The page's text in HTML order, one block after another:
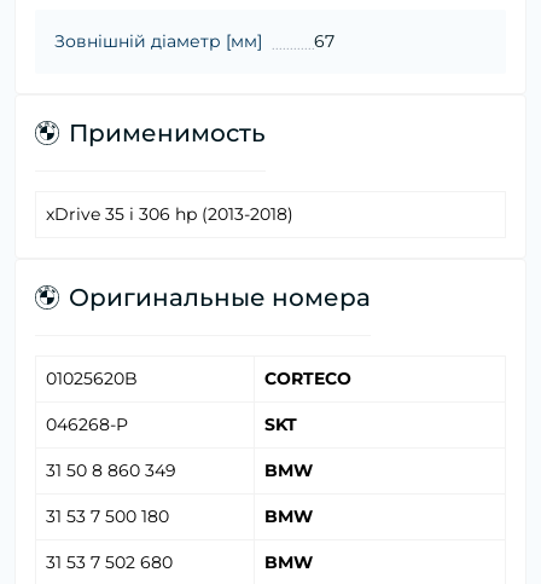
Зовнішній діаметр [мм] 67
Применимость
xDrive 35 i 306 hp (2013-2018)
Оригинальные номера
01025620B CORTECO
046268-P SKT
31 50 8 860 349 BMW
31 53 7 500 180 BMW
31 53 7 502 680 BMW